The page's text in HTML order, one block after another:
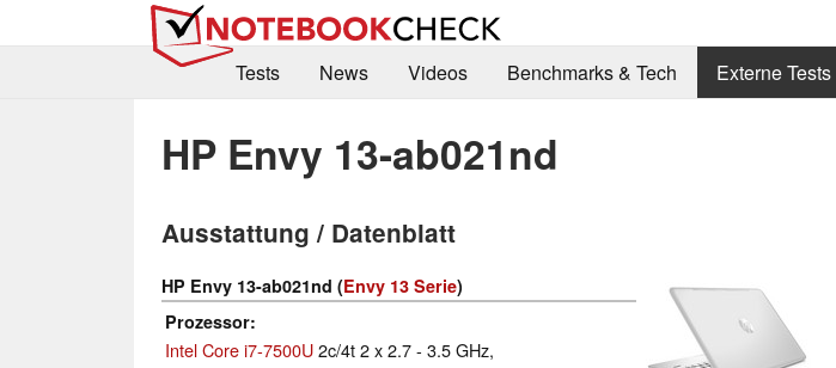
Tests
News Videos Benchmarks & Tech Externe Tests
HP Envy 13-ab021nd
Ausstattung / Datenblatt
HP Envy 13-ab021nd (Envy 13 Serie)
Prozessor
Intel Core i7-7500U2c/4t 2 x 2.7 - 3.5 GHz,